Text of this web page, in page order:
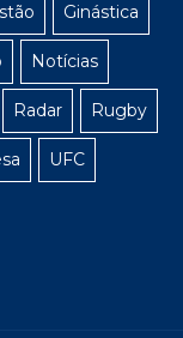
Ginástica
Notícias
Radar Rugby
UFC